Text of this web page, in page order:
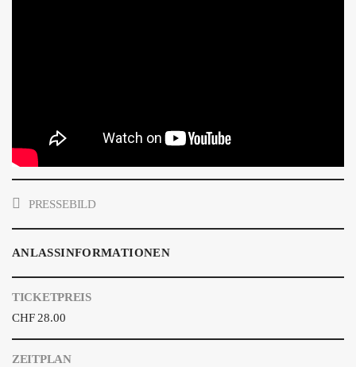
PRESSEBILD
ANLASSINFORMATIONEN
TICKETPREIS
CHF 28.00
ZEITPLAN